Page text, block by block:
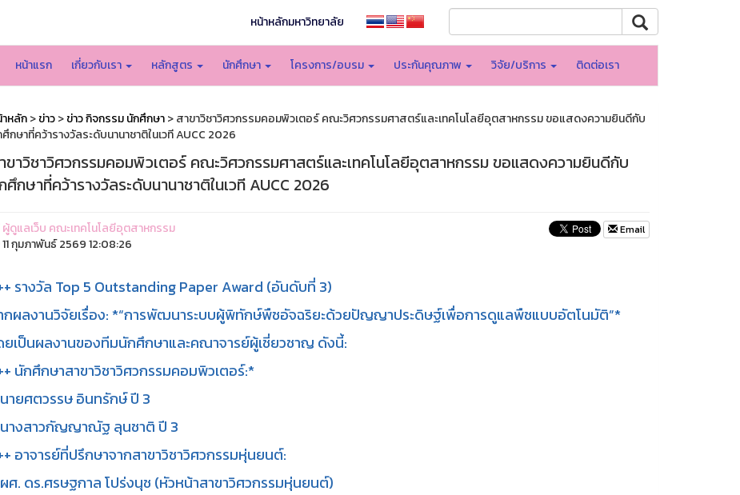
หน้าหลักมหาวิทยาลัย
หน้าแรก เกี่ยวกับเรา หลักสูตร นักศึกษา โครงการ/อบรม ประกันคุณภาพ วิจัย/บริการ ติดต่อเรา
หลัก>ข่าว>ข่าว กิจกรรม นักศึกษา> สาขาวิชาวิศวกรรมคอมพิวเตอร์ คณะวิศวกรรมศาสตร์และเทคโนโลยีอุตสาหกรรม ขอแสดงความยินดีกับ
กษาที่คว้ารางวัลระดับนานาชาติในเวที AUCC 2026
ขาวิชาวิศวกรรมคอมพิวเตอร์ คณะวิศวกรรมศาสตร์และเทคโนโลยีอุตสาหกรรม ขอแสดงความยินดีกับ
ศึกษาที่คว้ารางวัลระดับนานาชาติในเวที AUCC 2026
ผู้ดูแลเว็บ คณะเทคโนโลยีอุตสาหกรรม
11 กุมภาพันธ์ 2569 12:08:26
Email
รางวัล Top 5 Outstanding Paper Award (อันดับที่ 3)
กผลงานวิจัยเรื่อง: *“การพัฒนาระบบผู้พิทักษ์พืชอัจฉริยะด้วยปัญญาประดิษฐ์เพื่อการดูแลพืชแบบอัตโนมัติ”*
ยเป็นผลงานของทีมนักศึกษาและคณาจารย์ผู้เชี่ยวชาญ ดังนี้:
นักศึกษาสาขาวิชาวิศวกรรมคอมพิวเตอร์:*
ายศตวรรษ อินทรักษ์ ปี 3
างสาวกัญญาณัฐ ลุนชาติ ปี 3
อาจารย์ที่ปรึกษาจากสาขาวิชาวิศวกรรมหุ่นยนต์:
ศ. ดร.ศรษฐกาล โปร่งนุช (หัวหน้าสาขาวิศวกรรมหุ่นยนต์)